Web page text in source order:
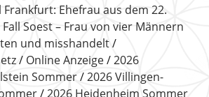
Frankfurt: Ehefrau aus dem 22.
Fall Soest – Frau von vier Männern
und misshandelt
Online Anzeige
2026
Sommer
2026 Villingen-
2026 Heidenheim Sommer